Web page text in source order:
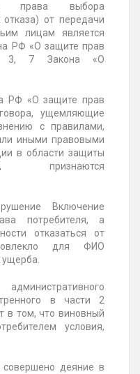
права выбора
отказа) от передачи
лицам является
РФ «О защите прав
3, 7 Закона «О
РФ «О защите прав
ущемляющие
с правилами,
иными правовыми
в области защиты
признаются
Включение
потребителя, а
отказаться от
для ФИО
ущерба.
в части 2
в том, что виновный
условия,
деяние в